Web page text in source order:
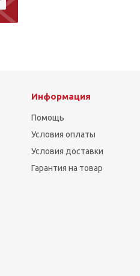
Информация
Помощь
Условия оплаты
Условия доставки
Гарантия на товар